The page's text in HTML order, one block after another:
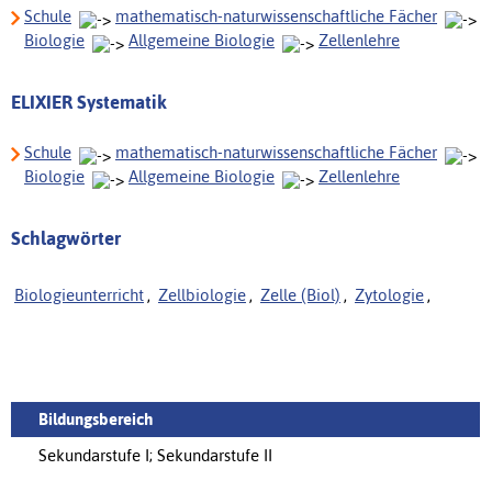
Schule
mathematisch-naturwissenschaftliche Fächer
Biologie
Allgemeine Biologie Zellenlehre
ELIXIER Systematik
Schule
mathematisch-naturwissenschaftliche Fächer
Biologie
Allgemeine Biologie Zellenlehre
Schlagwörter
Biologieunterricht , Zellbiologie , Zelle (Biol) , Zytologie ,
Bildungsbereich
Sekundarstufe I; Sekundarstufe II